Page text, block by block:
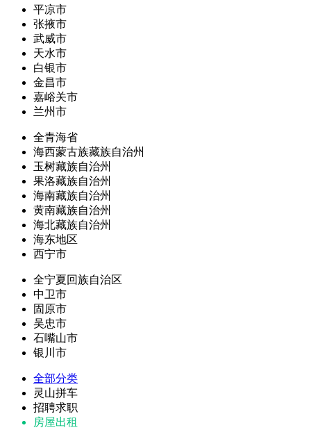
平凉市
张掖市
武威市
天水市
白银市
金昌市
嘉峪关市
兰州市
全青海省
海西蒙古族藏族自治州
玉树藏族自治州
果洛藏族自治州
海南藏族自治州
黄南藏族自治州
海北藏族自治州
海东地区
西宁市
全宁夏回族自治区
中卫市
固原市
吴忠市
石嘴山市
银川市
全部分类
灵山拼车
招聘求职
房屋出租